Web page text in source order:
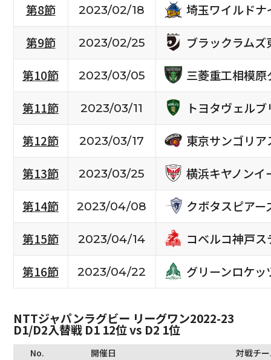
第8節
2023/02/18
埼玉ワイルドナ
第9節
2023/02/25
ブラックラムズ
第10節
2023/03/05
三菱重工相模
第11節
2023/03/11
トヨタヴェル
第12節
2023/03/17
東京サンゴリア
第13節
2023/03/25
横浜キヤノンイ
第14節
2023/04/08
クボタスピア
第15節
2023/04/14
コベルコ神戸
第16節
2023/04/22 グリーンロケッ
NTTジャパンラグビー リーグワン2022-23
D1/D2入替戦 D1 12位 vs D2 1位
No. 開催日 対戦チ